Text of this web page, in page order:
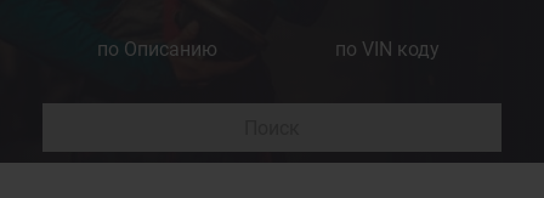
по Описанию по VIN коду